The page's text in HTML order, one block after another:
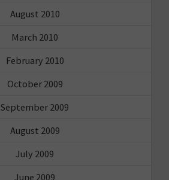
August 2010
March 2010
February 2010
October 2009
September 2009
August 2009
July 2009
June 2009